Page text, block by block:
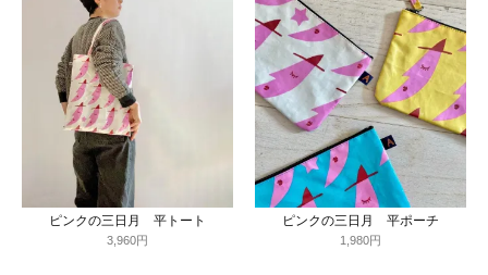
ピンクの三日月 平トート
3,960円
ピンクの三日月 平ポーチ
1,980円